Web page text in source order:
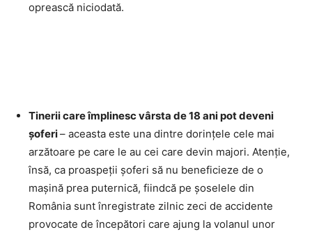
oprească niciodată.
Tinerii care împlinesc vârsta de 18 ani pot deveni
șoferi– aceasta este una dintre dorințele cele mai
arzătoare pe care le au cei care devin majori. Atenție,
însă, ca proaspeții șoferi să nu beneficieze de o
mașină prea puternică, fiindcă pe șoselele din
România sunt înregistrate zilnic zeci de accidente
provocate de începători care ajung la volanul unor